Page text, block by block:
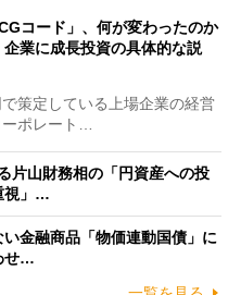
コード」、何が変わったのか
業に成長投資の具体的な説
策定している上場企業の経営
ーポレート…
片山財務相の「円資産への投
視」…
金融商品「物価連動国債」に
せ…